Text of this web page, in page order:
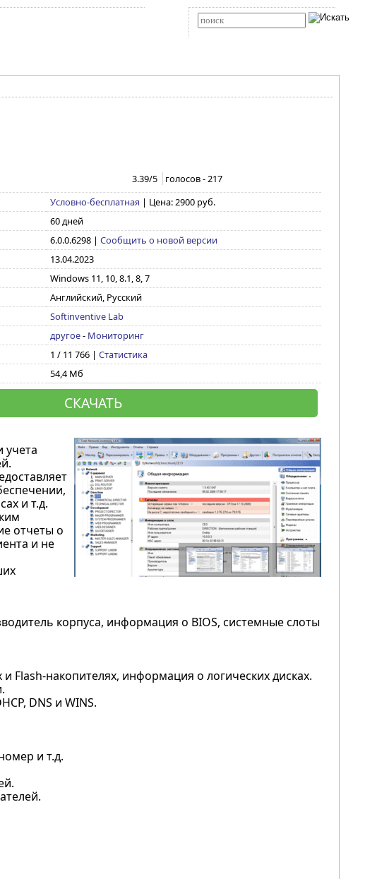
3.39/5 голосов -217
Условно-бесплатная | Цена: 2900 руб.
60 дней
6.0.0.6298| Сообщить о новой версии
13.04.2023
Windows 11, 10, 8.1, 8, 7
Английский, Русский
Softinventive Lab
другое- Мониторинг
1 / 11 766 | Статистика
54,4 Мб
СКАЧАТЬ
учета
и т.д.
отчеты о
и не
корпуса, информация о BIOS, системные слоты
Flash-накопителях, информация о логических дисках.
DNS и WINS.
и т.д.